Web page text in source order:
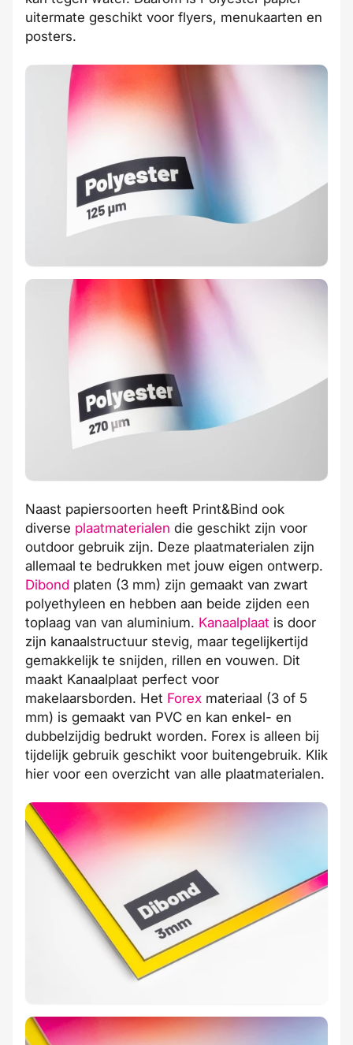
uitermate geschikt voor flyers, menukaarten en
posters.
Naast papiersoorten heeft Print&Bind ook
diverse plaatmaterialen die geschikt zijn voor
outdoor gebruik zijn. Deze plaatmaterialen zijn
allemaal te bedrukken met jouw eigen ontwerp.
Dibond platen (3 mm) zijn gemaakt van zwart
polyethyleen en hebben aan beide zijden een
toplaag van van aluminium. Kanaalplaat is door
zijn kanaalstructuur stevig, maar tegelijkertijd
gemakkelijk te snijden, rillen en vouwen. Dit
maakt Kanaalplaat perfect voor
makelaarsborden. Het Forex materiaal (3 of 5
mm) is gemaakt van PVC en kan enkel- en
dubbelzijdig bedrukt worden. Forex is alleen bij
tijdelijk gebruik geschikt voor buitengebruik. Klik
hier voor een overzicht van alle plaatmaterialen.